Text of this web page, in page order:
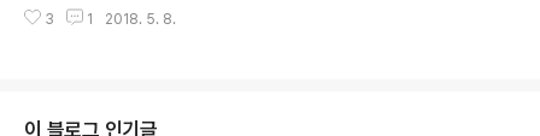
은 역시나 경쾌하고 톡톡 튀는 주행성능으로 운전을 좋아
카소를 선택하기 전 너무 많은 고민과 경쟁모델을 비교 시
라고 해도 용서(?)할 수 없는 아쉬움도 있고, 선택의 이유를
3 1 2018. 5. 8.
이 블로그 인기글